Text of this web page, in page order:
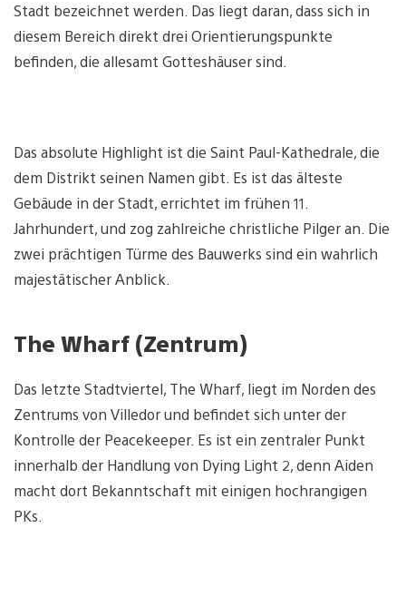
Stadt bezeichnet werden. Das liegt daran, dass sich in
diesem Bereich direkt drei Orientierungspunkte
befinden, die allesamt Gotteshäuser sind.
Das absolute Highlight ist die Saint Paul-Kathedrale, die
dem Distrikt seinen Namen gibt. Es ist das älteste
Gebäude in der Stadt, errichtet im frühen 11.
Jahrhundert, und zog zahlreiche christliche Pilger an. Die
zwei prächtigen Türme des Bauwerks sind ein wahrlich
majestätischer Anblick.
The Wharf (Zentrum)
Das letzte Stadtviertel, The Wharf, liegt im Norden des
Zentrums von Villedor und befindet sich unter der
Kontrolle der Peacekeeper. Es ist ein zentraler Punkt
innerhalb der Handlung von Dying Light 2, denn Aiden
macht dort Bekanntschaft mit einigen hochrangigen
PKs.